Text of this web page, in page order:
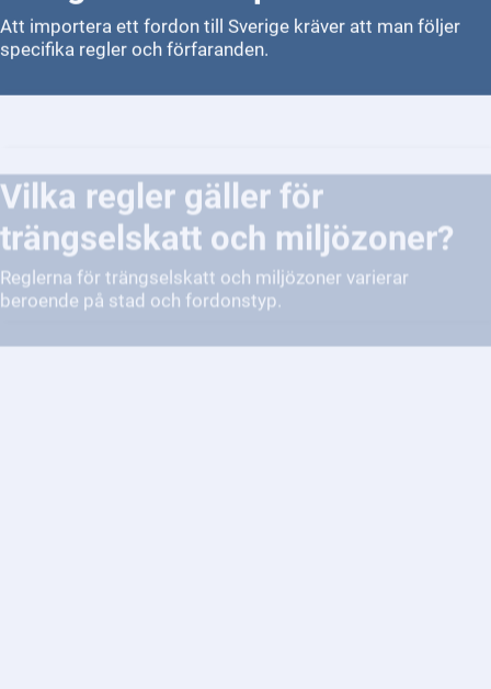
Att importera ett fordon till Sverige kräver att man följer
specifika regler och förfaranden.
trängselskatt och miljözoner?
Reglerna för trängselskatt och miljözoner varierar
beroende på stad och fordonstyp.
Hur anmäler jag ett förlorat